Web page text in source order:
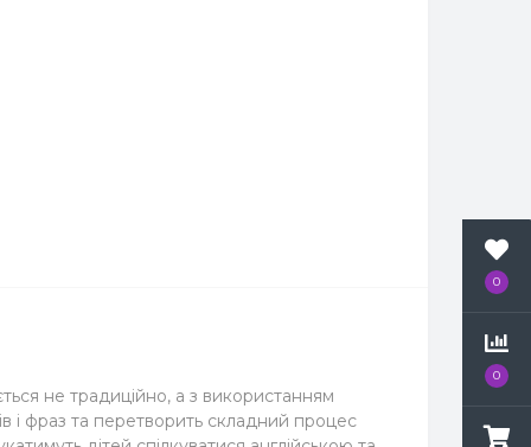
0
0
не традиційно, а з використанням
і фраз та перетворить складний процес